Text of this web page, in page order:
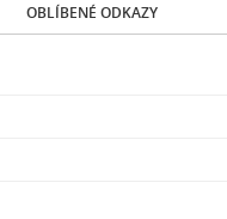
OBLÍBENÉ ODKAZY